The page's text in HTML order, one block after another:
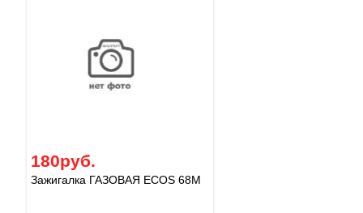
180руб.
Зажигалка ГАЗОВАЯ ECOS 68M